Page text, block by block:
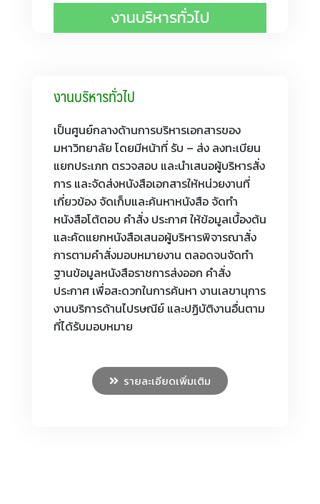
งานบริหารทั่วไป
งานบริหารทั่วไป
เป็นศูนย์กลางด้านการบริหารเอกสารของ
มหาวิทยาลัย โดยมีหน้าที่ รับ – ส่ง ลงทะเบียน
แยกประเภท ตรวจสอบ และนำเสนอผู้บริหารสั่ง
การ และจัดส่งหนังสือเอกสารให้หน่วยงานที่
เกี่ยวข้อง จัดเก็บและค้นหาหนังสือ จัดทำ
หนังสือโต้ตอบ คำสั่ง ประกาศ ให้ข้อมูลเบื้องต้น
และคัดแยกหนังสือเสนอผู้บริหารพิจารณาสั่ง
การตามคำสั่งมอบหมายงาน ตลอดจนจัดทำ
ฐานข้อมูลหนังสือราชการส่งออก คำสั่ง
ประกาศ เพื่อสะดวกในการค้นหา งานเลขานุการ
งานบริการด้านไปรษณีย์ และปฏิบัติงานอื่นตาม
ที่ได้รับมอบหมาย
รายละเอียดเพิ่มเติม